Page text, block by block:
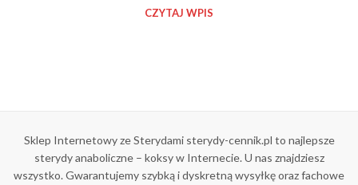
CZYTAJ WPIS
Sklep Internetowy ze Sterydami sterydy-cennik.pl to najlepsze
sterydy anaboliczne – koksy w Internecie. U nas znajdziesz
wszystko. Gwarantujemy szybką i dyskretną wysyłkę oraz fachowe